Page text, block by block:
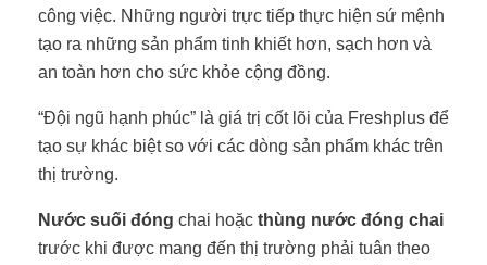
công việc. Những người trực tiếp thực hiện sứ mệnh
tạo ra những sản phẩm tinh khiết hơn, sạch hơn và
an toàn hơn cho sức khỏe cộng đồng.
“Đội ngũ hạnh phúc” là giá trị cốt lõi của Freshplus để
tạo sự khác biệt so với các dòng sản phẩm khác trên
thị trường.
Nước suối đóng chai hoặc thùng nước đóng chai
trước khi được mang đến thị trường phải tuân theo